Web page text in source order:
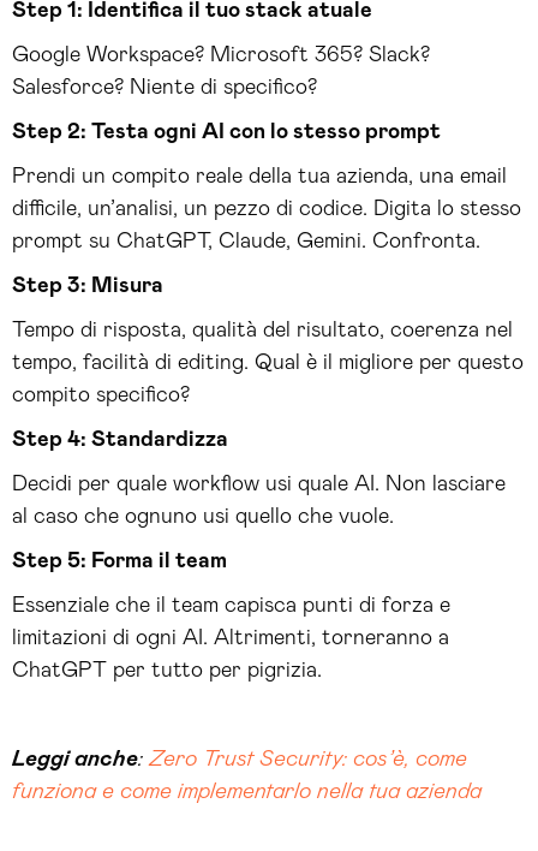
Step 1: Identifica il tuo stack atuale
Google Workspace? Microsoft 365? Slack?
Salesforce? Niente di specifico?
Step 2: Testa ogni AI con lo stesso prompt
Prendi un compito reale della tua azienda, una email
difficile, un’analisi, un pezzo di codice. Digita lo stesso
prompt su ChatGPT, Claude, Gemini. Confronta.
Step 3: Misura
Tempo di risposta, qualità del risultato, coerenza nel
tempo, facilità di editing. Qual è il migliore per questo
compito specifico?
Step 4: Standardizza
Decidi per quale workflow usi quale AI. Non lasciare
al caso che ognuno usi quello che vuole.
Step 5: Forma il team
Essenziale che il team capisca punti di forza e
limitazioni di ogni AI. Altrimenti, torneranno a
ChatGPT per tutto per pigrizia.
Leggi anche:Zero Trust Security: cos’è, come
funziona e come implementarlo nella tua azienda